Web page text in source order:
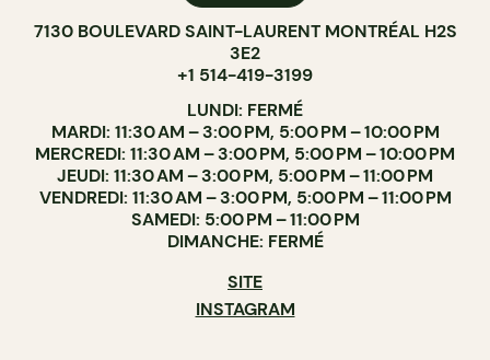
7130 BOULEVARD SAINT-LAURENT MONTRÉAL H2S
3E2
+1 514-419-3199
LUNDI: FERMÉ
MARDI: 11:30 AM – 3:00 PM, 5:00 PM – 10:00 PM
MERCREDI: 11:30 AM – 3:00 PM, 5:00 PM – 10:00 PM
JEUDI: 11:30 AM – 3:00 PM, 5:00 PM – 11:00 PM
VENDREDI: 11:30 AM – 3:00 PM, 5:00 PM – 11:00 PM
SAMEDI: 5:00 PM – 11:00 PM
DIMANCHE: FERMÉ
SITE
INSTAGRAM